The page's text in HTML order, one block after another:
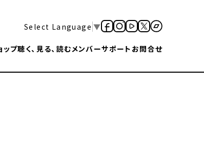
Select Language ▼
ップ聴く、見る、読むメンバーサポート お問合せ